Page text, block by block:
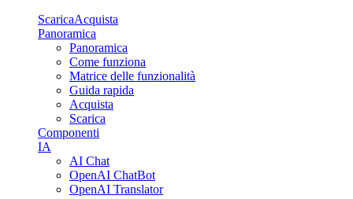
ScaricaAcquista
Panoramica
Panoramica
Come funziona
Matrice delle funzionalità
Guida rapida
Acquista
Scarica
Componenti
IA
AI Chat
OpenAI ChatBot
OpenAI Translator